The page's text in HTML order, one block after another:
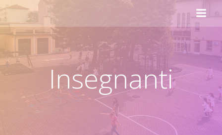
contenuto
Insegnanti